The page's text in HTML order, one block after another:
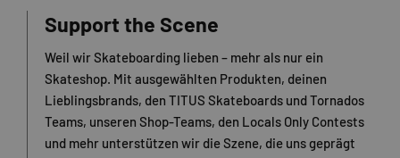
Support the Scene
Weil wir Skateboarding lieben – mehr als nur ein
Skateshop. Mit ausgewählten Produkten, deinen
Lieblingsbrands, den TITUS Skateboards und Tornados
Teams, unseren Shop-Teams, den Locals Only Contests
und mehr unterstützen wir die Szene, die uns geprägt